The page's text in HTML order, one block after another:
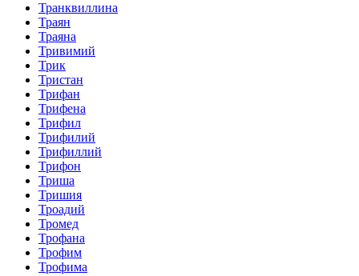
Транквиллина
Траян
Траяна
Тривимий
Трик
Тристан
Трифан
Трифена
Трифил
Трифилий
Трифиллий
Трифон
Триша
Тришия
Троадий
Тромед
Трофана
Трофим
Трофима